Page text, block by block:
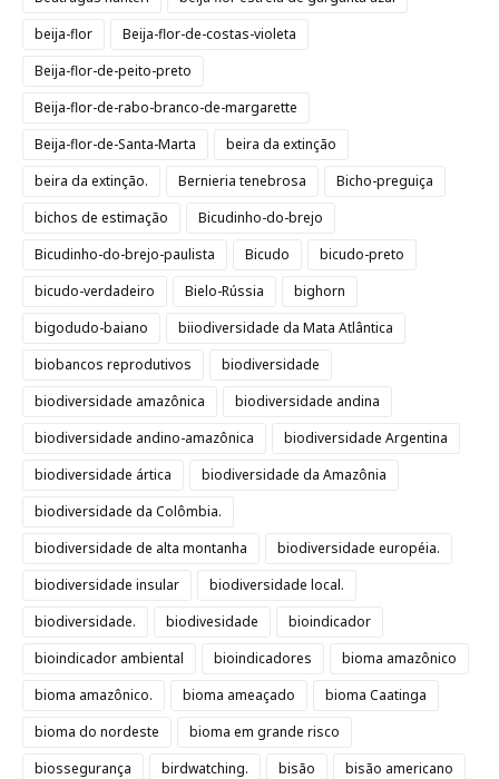
beija-flor
Beija-flor-de-costas-violeta
Beija-flor-de-peito-preto
Beija-flor-de-rabo-branco-de-margarette
Beija-flor-de-Santa-Marta
beira da extinção
beira da extinção.
Bernieria tenebrosa
Bicho-preguiça
bichos de estimação
Bicudinho-do-brejo
Bicudinho-do-brejo-paulista
Bicudo
bicudo-preto
bicudo-verdadeiro
Bielo-Rússia
bighorn
bigodudo-baiano
biiodiversidade da Mata Atlântica
biobancos reprodutivos
biodiversidade
biodiversidade amazônica
biodiversidade andina
biodiversidade andino-amazônica
biodiversidade Argentina
biodiversidade ártica
biodiversidade da Amazônia
biodiversidade da Colômbia.
biodiversidade de alta montanha
biodiversidade européia.
biodiversidade insular
biodiversidade local.
biodiversidade.
biodivesidade
bioindicador
bioindicador ambiental
bioindicadores
bioma amazônico
bioma amazônico.
bioma ameaçado
bioma Caatinga
bioma do nordeste
bioma em grande risco
biossegurança
birdwatching. bisão
bisão americano